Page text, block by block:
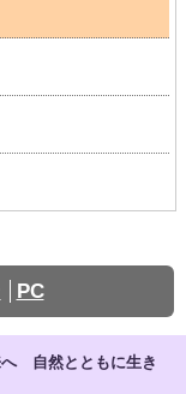
PC
自然とともに生き